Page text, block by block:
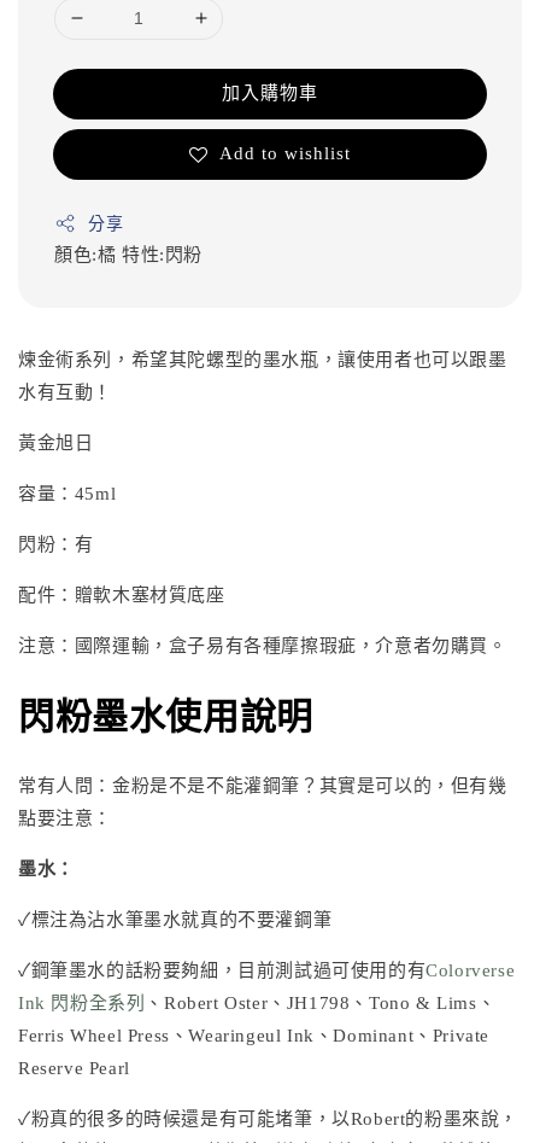
加入購物車
Add to wishlist
分享
顏色:橘 特性:閃粉
煉金術系列，希望其陀螺型的墨水瓶，讓使用者也可以跟墨
水有互動！
黃金旭日
容量：45ml
閃粉：有
配件：贈軟木塞材質底座
注意：國際運輸，盒子易有各種摩擦瑕疵，介意者勿購買。
閃粉墨水使用說明
常有人問：金粉是不是不能灌鋼筆？其實是可以的，但有幾
點要注意：
墨水：
✓標注為沾水筆墨水就真的不要灌鋼筆
✓鋼筆墨水的話粉要夠細，目前測試過可使用的有Colorverse
Ink 閃粉全系列
、Robert Oster 、 JH1798 、Tono & Lims 、
Ferris Wheel Press 、Wearingeul Ink 、Dominant、Private
Reserve Pearl
✓粉真的很多的時候還是有可能堵筆，以Robert的粉墨來說，